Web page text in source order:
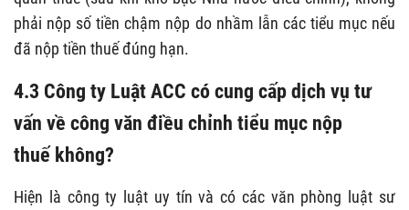
phải nộp số tiền chậm nộp do nhầm lẫn các tiểu mục nếu
đã nộp tiền thuế đúng hạn.
4.3 Công ty Luật ACC có cung cấp dịch vụ tư
vấn về công văn điều chỉnh tiểu mục nộp
thuếkhông?
Hiện là công ty luật uy tín và có các văn phòng luật sư